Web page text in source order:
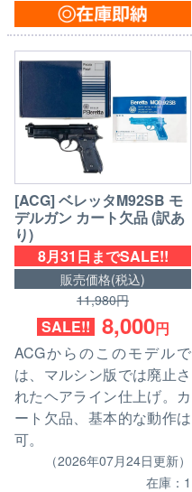
[ACG] ベレッタM92SB モ
デルガン カート欠品 (訳あ
り)
8月31日までSALE!!
販売価格(税込)
11,980円
SALE!! 8,000円
ACGからのこのモデルで
は、マルシン版では廃止さ
れたヘアライン仕上げ。カ
ート欠品、基本的な動作は
可。
（2026年07月24日更新）
在庫：1